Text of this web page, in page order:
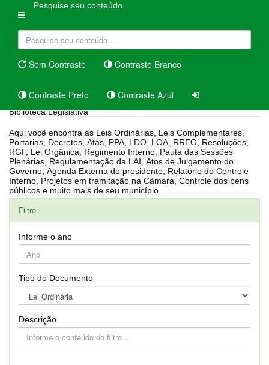
Pesquise seu conteúdo
Sem Contraste Contraste Branco
Contraste Preto Contraste Azul
Biblioteca Legislativa
Aqui você encontra as Leis Ordinárias, Leis Complementares,
Portarias, Decretos, Atas, PPA, LDO, LOA, RREO, Resoluções,
RGF, Lei Orgânica, Regimento Interno, Pauta das Sessões
Plenárias, Regulamentação da LAI, Atos de Julgamento do
Governo, Agenda Externa do presidente, Relatório do Controle
Interno, Projetos em tramitação na Câmara, Controle dos bens
públicos e muito mais de seu município.
Filtro
Informe o ano
Tipo do Documento
Descrição